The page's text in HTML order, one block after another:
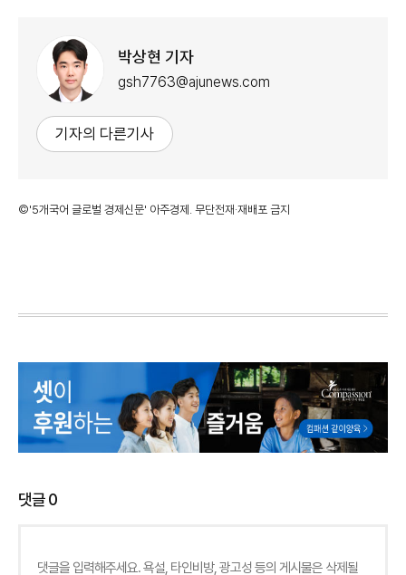
박상현 기자
gsh7763@ajunews.com
기자의 다른기사
©'5개국어 글로벌 경제신문' 아주경제. 무단전재·재배포 금지
댓글0